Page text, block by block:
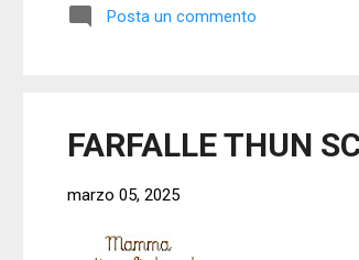
Posta un commento
FARFALLE THUN
marzo 05, 2025